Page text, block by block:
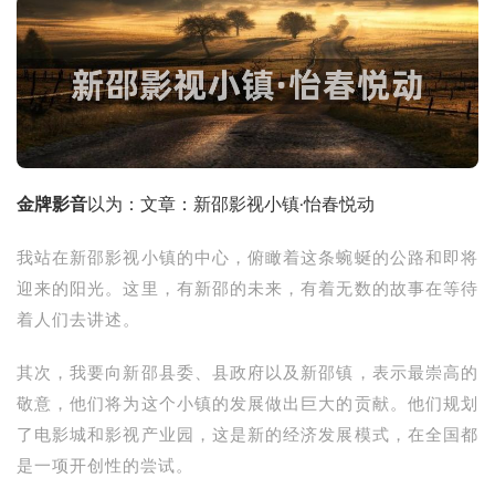
金牌影音以为：文章：新邵影视小镇·怡春悦动
我站在新邵影视小镇的中心，俯瞰着这条蜿蜒的公路和即将
迎来的阳光。这里，有新邵的未来，有着无数的故事在等待
着人们去讲述。
其次，我要向新邵县委、县政府以及新邵镇，表示最崇高的
敬意，他们将为这个小镇的发展做出巨大的贡献。他们规划
了电影城和影视产业园，这是新的经济发展模式，在全国都
是一项开创性的尝试。